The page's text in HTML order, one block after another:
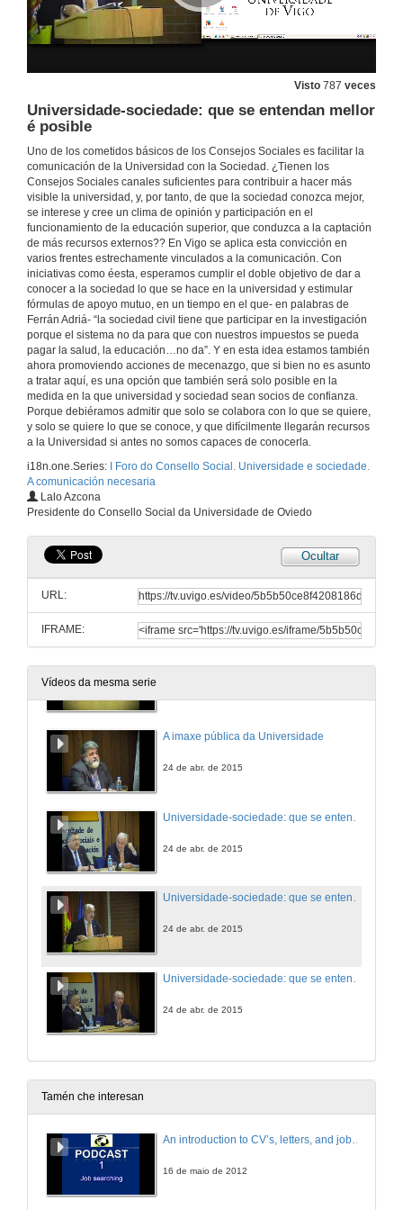
Visto 787 veces
Universidade-sociedade: que se entendan mellor
é posible
Uno de los cometidos básicos de los Consejos Sociales es facilitar la
comunicación de la Universidad con la Sociedad. ¿Tienen los
Consejos Sociales canales suficientes para contribuir a hacer más
visible la universidad, y, por tanto, de que la sociedad conozca mejor,
se interese y cree un clima de opinión y participación en el
funcionamiento de la educación superior, que conduzca a la captación
de más recursos externos?? En Vigo se aplica esta convicción en
varios frentes estrechamente vinculados a la comunicación. Con
iniciativas como éesta, esperamos cumplir el doble objetivo de dar a
conocer a la sociedad lo que se hace en la universidad y estimular
fórmulas de apoyo mutuo, en un tiempo en el que- en palabras de
Ferrán Adriá- “la sociedad civil tiene que participar en la investigación
porque el sistema no da para que con nuestros impuestos se pueda
pagar la salud, la educación…no da”. Y en esta idea estamos también
ahora promoviendo acciones de mecenazgo, que si bien no es asunto
a tratar aquí, es una opción que también será solo posible en la
medida en la que universidad y sociedad sean socios de confianza.
Porque debiéramos admitir que solo se colabora con lo que se quiere,
y solo se quiere lo que se conoce, y que difícilmente llegarán recursos
a la Universidad si antes no somos capaces de conocerla.
i18n.one.Series:
I Foro do Consello Social. Universidade e sociedade.
A comunicación necesaria
Lalo Azcona
Presidente do Consello Social da Universidade de Oviedo
Ocultar
URL:
IFRAME:
Vídeos da mesma serie
24 de abr. de 2015
Alumnos a calquera idade: aprender para qué Coloquio debate
24 de abr. de 2015
24 de abr. de 2015
Qué poden facer os medios de comunicación. Coloquio e primeiras conclusións.
24 de abr. de 2015
Cómo se chega á universidade
24 de abr. de 2015
24 de abr. de 2015
A imaxe pública da Universidade
24 de abr. de 2015
24 de abr. de 2015
Universidade-sociedade: que se entendan mellor é posible
24 de abr. de 2015
24 de abr. de 2015
Tamén che interesan
An introduction to CV’s, letters, and job searching
16 de maio de 2012